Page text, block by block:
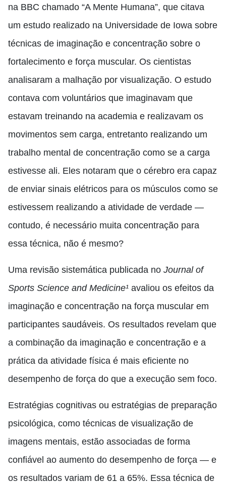
na BBC chamado “A Mente Humana”, que citava
um estudo realizado na Universidade de Iowa sobre
técnicas de imaginação e concentração sobre o
fortalecimento e força muscular. Os cientistas
analisaram a malhação por visualização. O estudo
contava com voluntários que imaginavam que
estavam treinando na academia e realizavam os
movimentos sem carga, entretanto realizando um
trabalho mental de concentração como se a carga
estivesse ali. Eles notaram que o cérebro era capaz
de enviar sinais elétricos para os músculos como se
estivessem realizando a atividade de verdade —
contudo, é necessário muita concentração para
essa técnica, não é mesmo?
Uma revisão sistemática publicada no Journal of
Sports Science and Medicine¹ avaliou os efeitos da
imaginação e concentração na força muscular em
participantes saudáveis. Os resultados revelam que
a combinação da imaginação e concentração e a
prática da atividade física é mais eficiente no
desempenho de força do que a execução sem foco.
Estratégias cognitivas ou estratégias de preparação
psicológica, como técnicas de visualização de
imagens mentais, estão associadas de forma
confiável ao aumento do desempenho de força — e
os resultados variam de 61 a 65%. Essa técnica de